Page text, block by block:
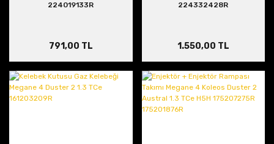
224019133R
791,00 TL
224332428R
1.550,00 TL